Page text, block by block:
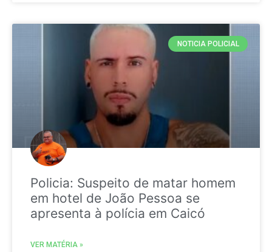
NOTICIA POLICIAL
Policia: Suspeito de matar homem
em hotel de João Pessoa se
apresenta à polícia em Caicó
VER MATÉRIA »